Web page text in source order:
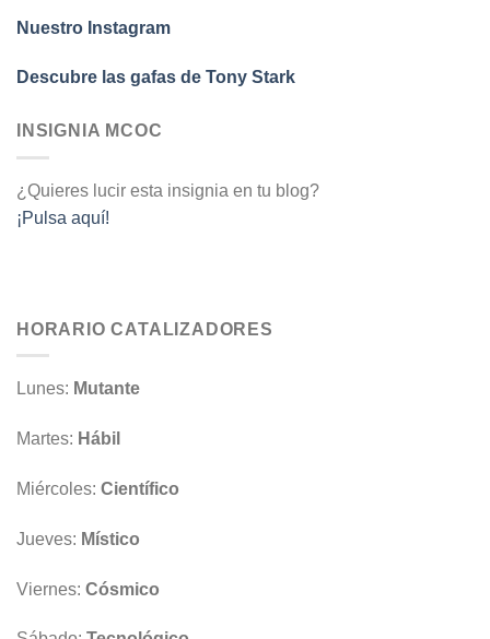
Nuestro Instagram
Descubre las gafas de Tony Stark
INSIGNIA MCOC
¿Quieres lucir esta insignia en tu blog?
¡Pulsa aquí!
HORARIO CATALIZADORES
Lunes: Mutante
Martes: Hábil
Miércoles: Científico
Jueves: Místico
Viernes: Cósmico